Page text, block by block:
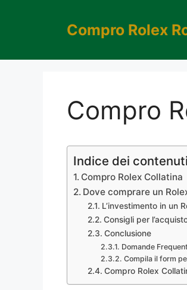
Compro Rolex
Compro
Indice dei contenuti
Compro Rolex Collatina
Dove comprare un
L’investimento in un
Consigli per
Conclusione
Domande
Compila il form
Compro Rolex